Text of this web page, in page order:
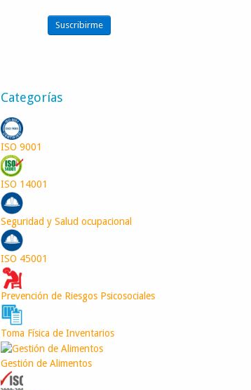
Suscribirme
Categorías
ISO 9001
ISO 14001
Seguridad y Salud ocupacional
ISO 45001
Prevención de Riesgos Psicosociales
Toma Física de Inventarios
Gestión de Alimentos